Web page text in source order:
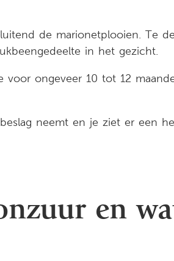
de marionetplooien. Te
in het gezicht.
ongeveer 10 tot 12
neemt en je ziet er een
en